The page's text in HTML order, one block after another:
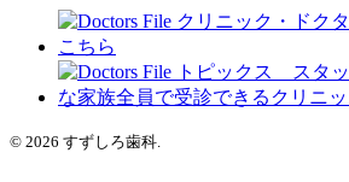
© 2026 すずしろ歯科.